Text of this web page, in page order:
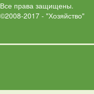
Все права защищены.
©2008-2017 - "Хозяйство"